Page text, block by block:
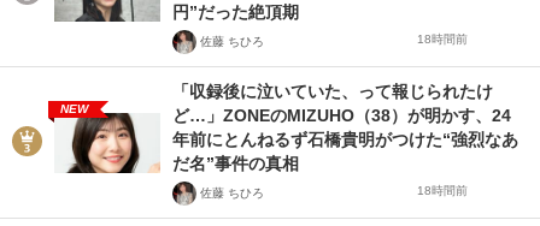
円”だった絶頂期
佐藤 ちひろ 18時間前
NEW
「収録後に泣いていた、って報じられたけ
ど…」ZONEのMIZUHO（38）が明かす、24
年前にとんねるず石橋貴明がつけた“強烈なあ
だ名”事件の真相
佐藤 ちひろ 18時間前